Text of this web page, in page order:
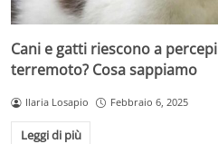
Cani e gatti riescono a
terremoto? Cosa sappiamo
Ilaria Losapio Febbraio 6, 2025
Leggi di più